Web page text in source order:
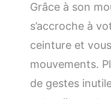
Grâce à son
s’accroche à
ceinture et
mouvements.
de gestes